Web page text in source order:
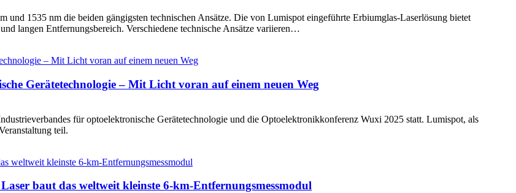
und 1535 nm die beiden gängigsten technischen Ansätze. Die von Lumispot eingeführte Erbiumglas-Laserlösung bietet
langen Entfernungsbereich. Verschiedene technische Ansätze variieren…
Gerätetechnologie – Mit Licht voran auf einem neuen Weg
für optoelektronische Gerätetechnologie und die Optoelektronikkonferenz Wuxi 2025 statt. Lumispot, als
teil.
baut das weltweit kleinste 6-km-Entfernungsmessmodul